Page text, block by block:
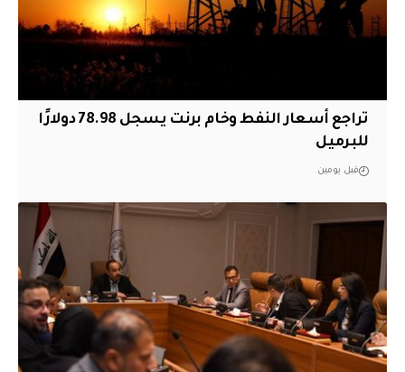
تراجع أسعار النفط وخام برنت يسجل 78.98 دولارًا
للبرميل
قبل يومين